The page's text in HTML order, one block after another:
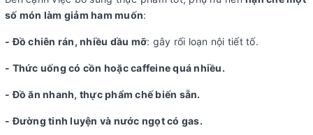
số món làm giảm ham muốn:
- Đồ chiên rán, nhiều dầu mỡ: gây rối loạn nội tiết tố.
- Thức uống có cồn hoặc caffeine quá nhiều.
- Đồ ăn nhanh, thực phẩm chế biến sẵn.
- Đường tinh luyện và nước ngọt có gas.